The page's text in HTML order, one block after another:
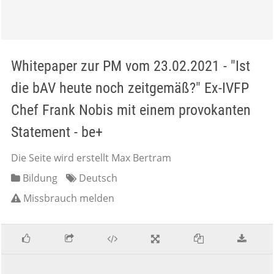
Whitepaper zur PM vom 23.02.2021 - "Ist
die bAV heute noch zeitgemäß?" Ex-IVFP
Chef Frank Nobis mit einem provokanten
Statement - be+
Die Seite wird erstellt Max Bertram
Bildung
Deutsch
Missbrauch melden